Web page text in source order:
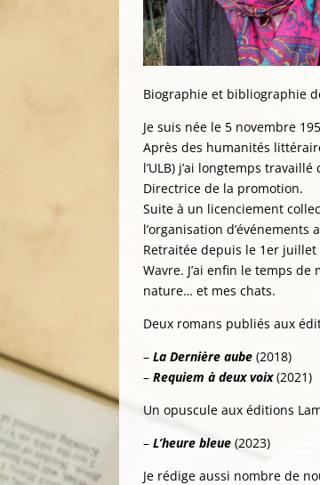
Biographie et bibliographie
Je suis née le 5 novembre
Après des humanités
l’ULB) j’ai longtemps
Directrice de la promotion.
Suite à un licenciement
l’organisation
Retraitée depuis le 1er
Wavre. J’ai enfin le temps
nature… et mes chats.
Deux romans publiés aux
–La Dernière aube (2018)
–Requiem à deux voix(2021)
Un opuscule aux éditions
–L’heure bleue (2023)
Je rédige aussi nombre de